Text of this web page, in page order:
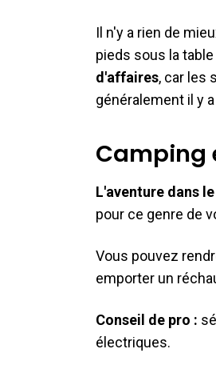
Il n'y a rien de
pieds sous la
d'affaires, car les
généralement il y
Camping
L'aventure dans
pour ce genre de
Vous pouvez
emporter un
Conseil de pro :
électriques.